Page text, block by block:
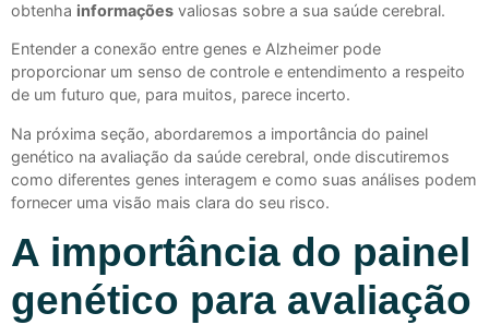
obtenha informações valiosas sobre a sua saúde cerebral.
Entender a conexão entre genes e Alzheimer pode
proporcionar um senso de controle e entendimento a respeito
de um futuro que, para muitos, parece incerto.
Na próxima seção, abordaremos a importância do painel
genético na avaliação da saúde cerebral, onde discutiremos
como diferentes genes interagem e como suas análises podem
fornecer uma visão mais clara do seu risco.
A importância do painel
genético para avaliação